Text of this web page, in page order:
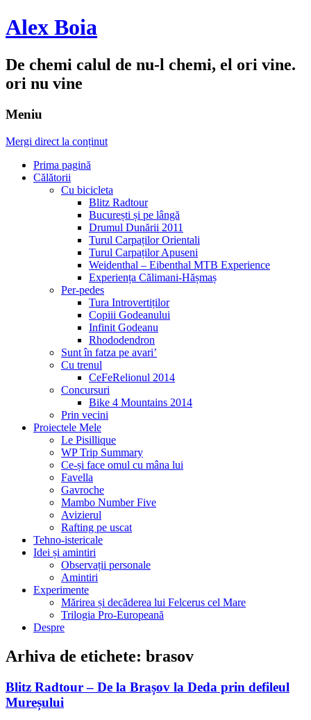
Alex Boia
De chemi calul de nu-l chemi, el ori vine.
ori nu vine
Meniu
Mergi direct la conținut
Prima pagină
Călătorii
Cu bicicleta
Blitz Radtour
București și pe lângă
Drumul Dunării 2011
Turul Carpaților Orientali
Turul Carpaților Apuseni
Weidenthal – Eibenthal MTB Experience
Experiența Călimani-Hășmaș
Per-pedes
Tura Introvertiților
Copiii Godeanului
Infinit Godeanu
Rhododendron
Sunt în fatza pe avari’
Cu trenul
CeFeRelionul 2014
Concursuri
Bike 4 Mountains 2014
Prin vecini
Proiectele Mele
Le Pisillique
WP Trip Summary
Ce-și face omul cu mâna lui
Favella
Gavroche
Mambo Number Five
Avizierul
Rafting pe uscat
Tehno-istericale
Idei și amintiri
Observații personale
Amintiri
Experimente
Mărirea și decăderea lui Felcerus cel Mare
Trilogia Pro-Europeană
Despre
Arhiva de etichete: brasov
Blitz Radtour – De la Brașov la Deda prin defileul
Mureșului